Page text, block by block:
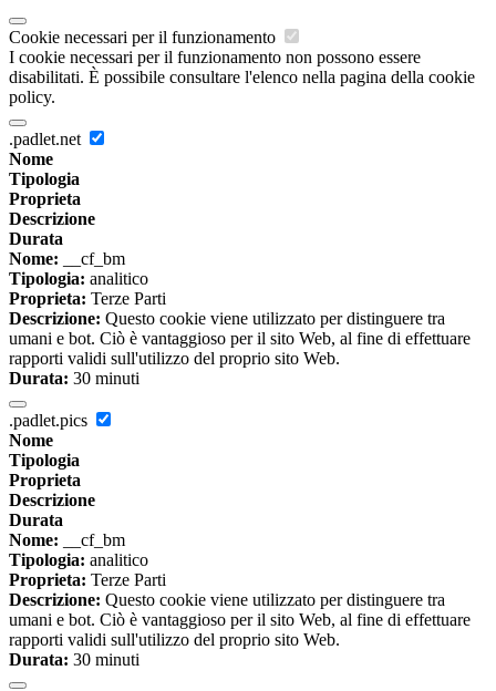
Cookie necessari per il funzionamento
I cookie necessari per il funzionamento non possono essere
disabilitati. È possibile consultare l'elenco nella pagina della cookie
policy.
.padlet.net
Nome
Tipologia
Proprieta
Descrizione
Durata
Nome: __cf_bm
Tipologia: analitico
Proprieta: Terze Parti
Descrizione: Questo cookie viene utilizzato per distinguere tra
umani e bot. Ciò è vantaggioso per il sito Web, al fine di effettuare
rapporti validi sull'utilizzo del proprio sito Web.
Durata: 30 minuti
.padlet.pics
Nome
Tipologia
Proprieta
Descrizione
Durata
Nome: __cf_bm
Tipologia: analitico
Proprieta: Terze Parti
Descrizione: Questo cookie viene utilizzato per distinguere tra
umani e bot. Ciò è vantaggioso per il sito Web, al fine di effettuare
rapporti validi sull'utilizzo del proprio sito Web.
Durata: 30 minuti